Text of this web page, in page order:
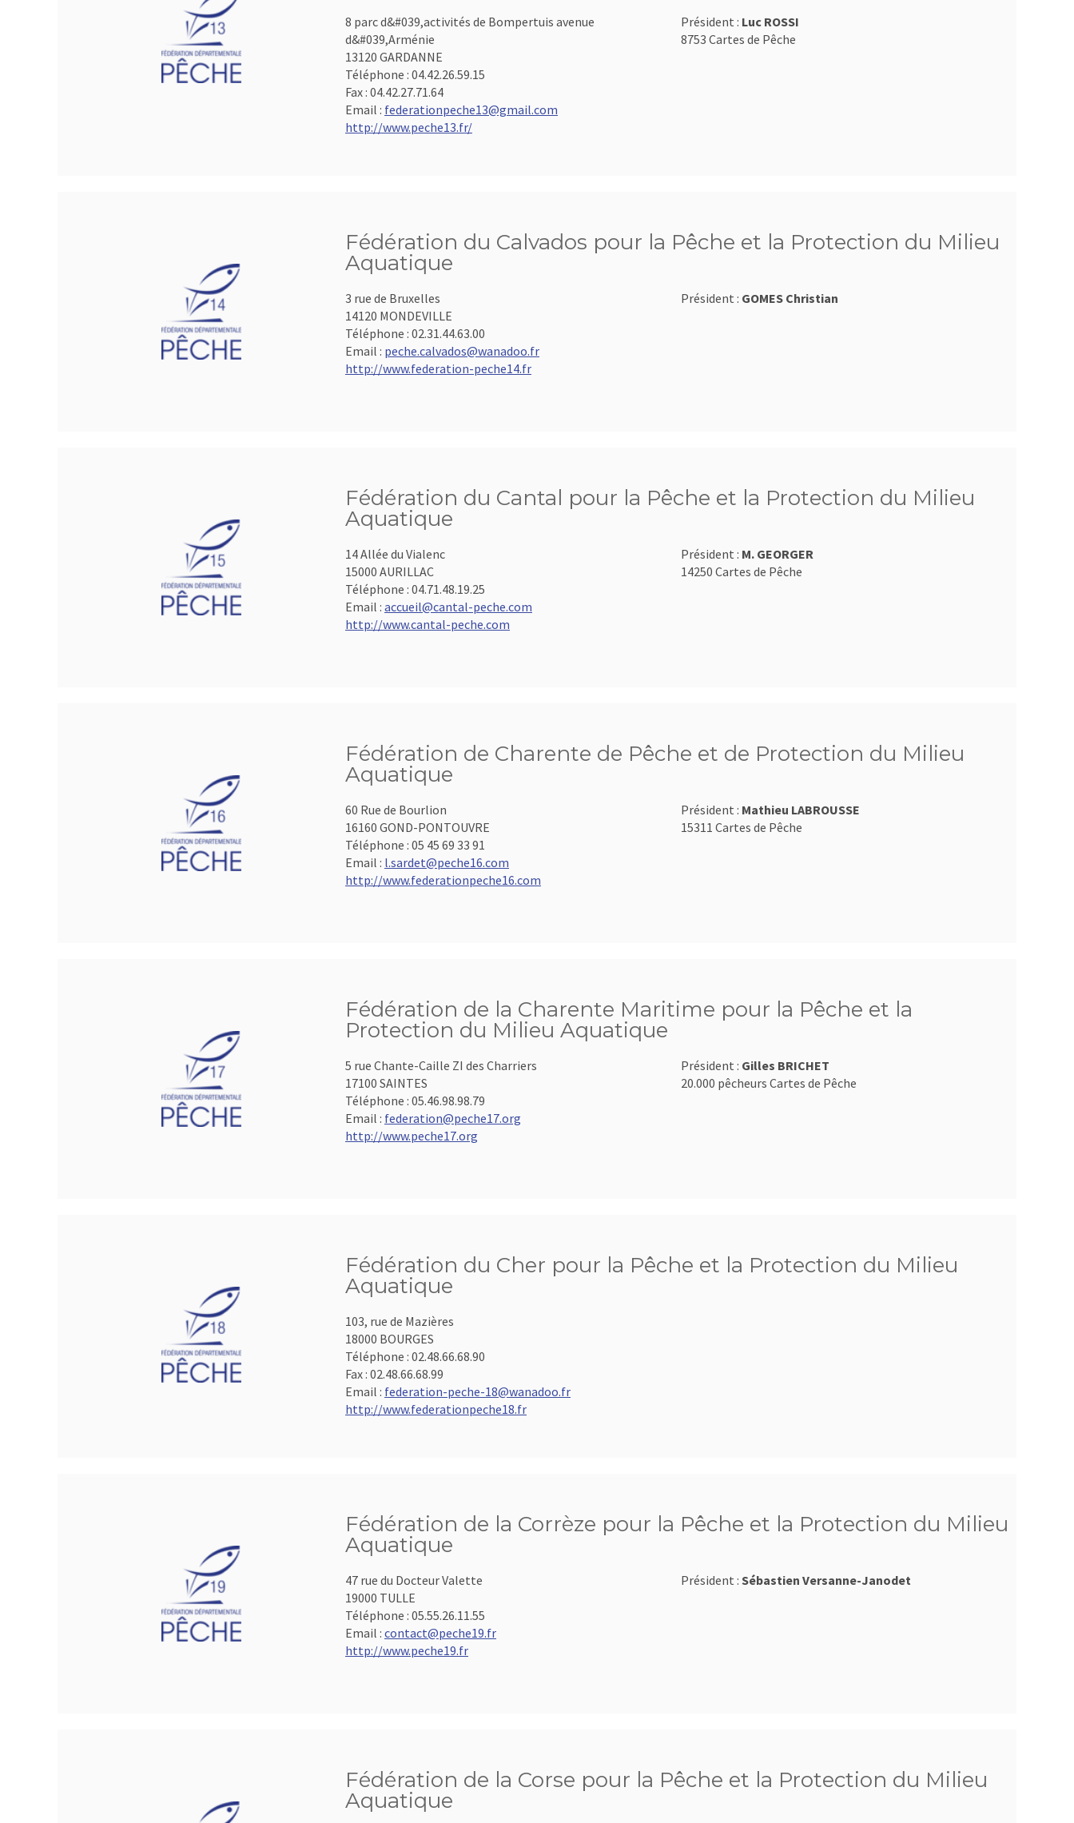
8 parc d&#039,activités de Bompertuis avenue
d&#039,Arménie
13120 GARDANNE
Téléphone : 04.42.26.59.15
Fax : 04.42.27.71.64
Email : federationpeche13@gmail.com
http://www.peche13.fr/
Président : Luc ROSSI
8753 Cartes de Pêche
Fédération du Calvados pour la Pêche et la Protection du Milieu
Aquatique
3 rue de Bruxelles
14120 MONDEVILLE
Téléphone : 02.31.44.63.00
Email : peche.calvados@wanadoo.fr
http://www.federation-peche14.fr
Président : GOMES Christian
Fédération du Cantal pour la Pêche et la Protection du Milieu
Aquatique
14 Allée du Vialenc
15000 AURILLAC
Téléphone : 04.71.48.19.25
Email : accueil@cantal-peche.com
http://www.cantal-peche.com
Président : M. GEORGER
14250 Cartes de Pêche
Fédération de Charente de Pêche et de Protection du Milieu
Aquatique
60 Rue de Bourlion
16160 GOND-PONTOUVRE
Téléphone : 05 45 69 33 91
Email : l.sardet@peche16.com
http://www.federationpeche16.com
Président : Mathieu LABROUSSE
15311 Cartes de Pêche
Fédération de la Charente Maritime pour la Pêche et la
Protection du Milieu Aquatique
5 rue Chante-Caille ZI des Charriers
17100 SAINTES
Téléphone : 05.46.98.98.79
Email : federation@peche17.org
http://www.peche17.org
Président : Gilles BRICHET
20.000 pêcheurs Cartes de Pêche
Fédération du Cher pour la Pêche et la Protection du Milieu
Aquatique
103, rue de Mazières
18000 BOURGES
Téléphone : 02.48.66.68.90
Fax : 02.48.66.68.99
Email : federation-peche-18@wanadoo.fr
http://www.federationpeche18.fr
Fédération de la Corrèze pour la Pêche et la Protection du Milieu
Aquatique
47 rue du Docteur Valette
19000 TULLE
Téléphone : 05.55.26.11.55
Email : contact@peche19.fr
http://www.peche19.fr
Président : Sébastien Versanne-Janodet
Fédération de la Corse pour la Pêche et la Protection du Milieu
Aquatique